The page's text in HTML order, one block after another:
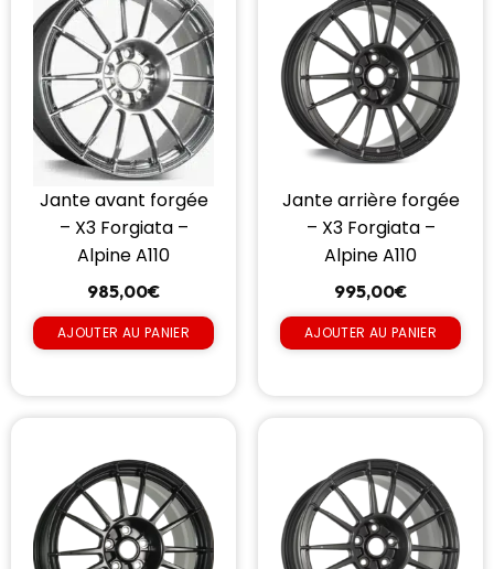
Jante avant forgée
– X3 Forgiata –
Alpine A110
985,00€
AJOUTER AU PANIER
Jante arrière forgée
– X3 Forgiata –
Alpine A110
995,00€
AJOUTER AU PANIER